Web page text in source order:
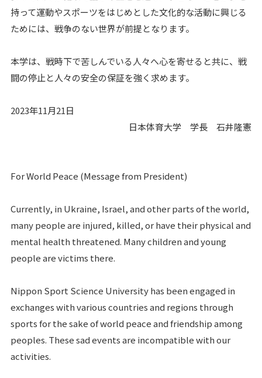
持って運動やスポーツをはじめとした文化的な活動に興じる
ためには、戦争のない世界が前提となります。
本学は、戦時下で苦しんでいる人々へ心を寄せると共に、戦
闘の停止と人々の安全の保証を強く求めます。
2023年11月21日
日本体育大学 学長 石井隆憲
For World Peace (Message from President)
Currently, in Ukraine, Israel, and other parts of the world,
many people are injured, killed, or have their physical and
mental health threatened. Many children and young
people are victims there.
Nippon Sport Science University has been engaged in
exchanges with various countries and regions through
sports for the sake of world peace and friendship among
peoples. These sad events are incompatible with our
activities.